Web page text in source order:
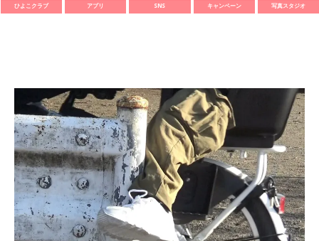
ひよこクラブ アプリ SNS キャンペーン 写真スタジオ